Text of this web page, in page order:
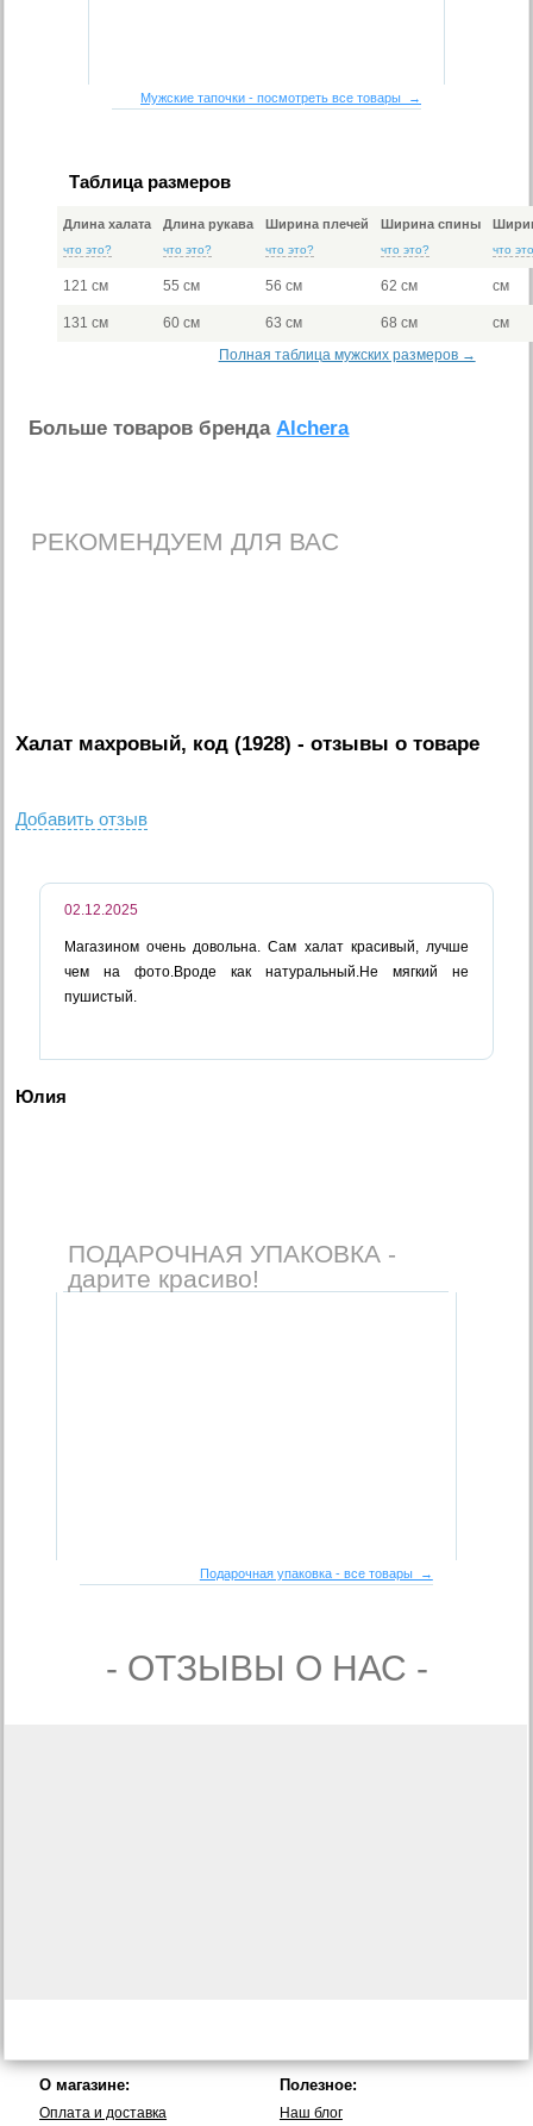
Мужские тапочки - посмотреть все товары →
Таблица размеров
Длина халата
что это?
Длина рукава
что это?
Ширина плечей
что это?
Ширина спины
что это? что
121 см 55 см 56 см 62 см см
131 см 60 см 63 см 68 см
см
Полная таблица мужских размеров →
Больше товаров брендаAlchera
РЕКОМЕНДУЕМ ДЛЯ ВАС
Халат махровый, код (1928) - отзывы о товаре
Добавить отзыв
02.12.2025
Магазином очень довольна. Сам халат красивый, лучше
чем на фото.Вроде как натуральный.Не мягкий не
пушистый.
Юлия
ПОДАРОЧНАЯ УПАКОВКА -
дарите красиво!
Подарочная упаковка - все товары →
- ОТЗЫВЫ О НАС -
О магазине:
Оплата и доставка
Полезное:
Наш блог